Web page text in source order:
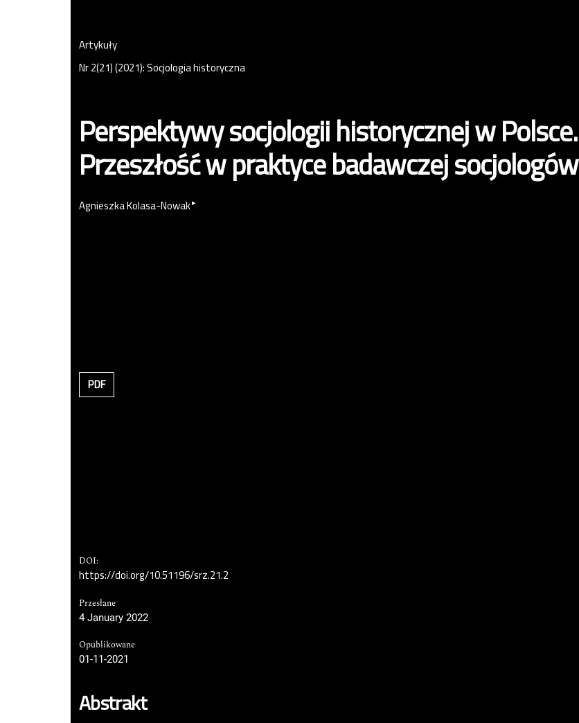
Artykuły
Nr 2(21) (2021): Socjologia historyczna
Perspektywy socjologii historycznej w Polsce.
Przeszłość w praktyce badawczej socjologów
Agnieszka Kolasa-Nowak▸
PDF
DOI:
https://doi.org/10.51196/srz.21.2
Przesłane
4 January 2022
Opublikowane
01-11-2021
Abstrakt